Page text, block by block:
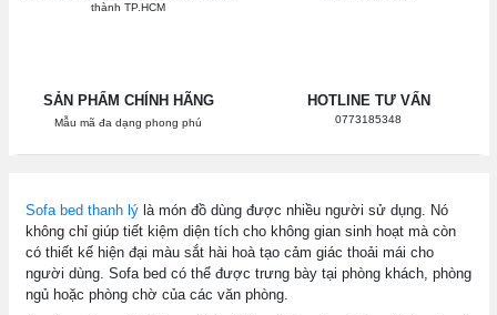
thành TP.HCM
SẢN PHẨM CHÍNH HÃNG
Mẫu mã đa dạng phong phú
HOTLINE TƯ VẤN
0773185348
Sofa bed thanh lý là món đồ dùng được nhiều người sử dụng. Nó
không chỉ giúp tiết kiệm diện tích cho không gian sinh hoạt mà còn
có thiết kế hiện đại màu sắt hài hoà tạo cảm giác thoải mái cho
người dùng. Sofa bed có thể được trưng bày tại phòng khách, phòng
ngủ hoặc phòng chờ của các văn phòng.